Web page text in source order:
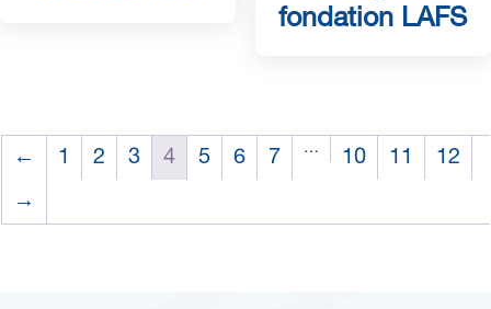
fondation LAFS
← 1 2 3 4 5 6 7 … 10 11 12
→